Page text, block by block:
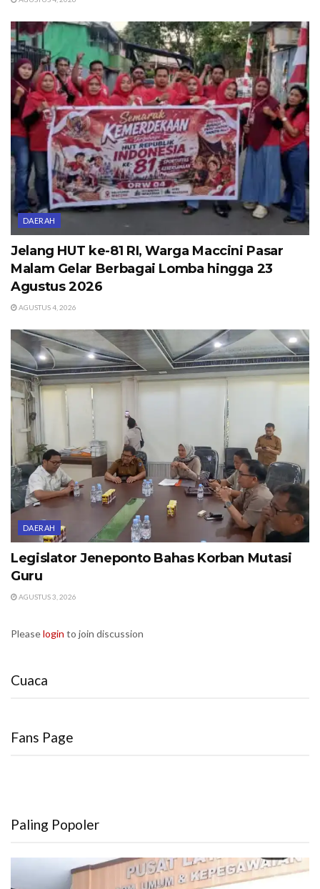
DAERAH
Jelang HUT ke-81 RI, Warga Maccini Pasar
Malam Gelar Berbagai Lomba hingga 23
Agustus 2026
AGUSTUS 4, 2026
DAERAH
Legislator Jeneponto Bahas Korban Mutasi
Guru
AGUSTUS 3, 2026
Pleaselogin to join discussion
Cuaca
Fans Page
Paling Popoler